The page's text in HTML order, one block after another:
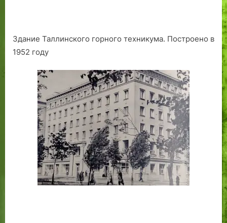
Здание Таллинского горного техникума. Построено в
1952 году